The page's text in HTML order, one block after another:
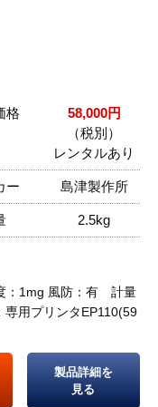
格
58,000円
（税別）
レンタルあり
ー 島津製作所
2.5kg
：1mg 風防：有 計量
専用プリンタEP110(59
製品詳細を
見る